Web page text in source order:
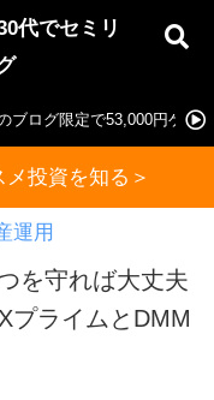
代でセミリ
のブログ限定で53,000円ゲッ
投資を知る＞
運用
を守れば大丈夫
プライムとDMM